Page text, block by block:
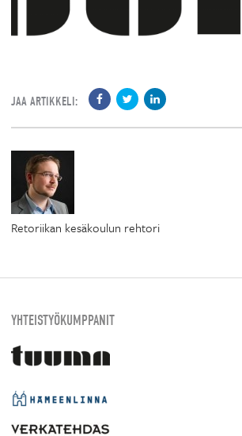
JAA ARTIKKELI:
Retoriikan kesäkoulun rehtori
YHTEISTYÖKUMPPANIT